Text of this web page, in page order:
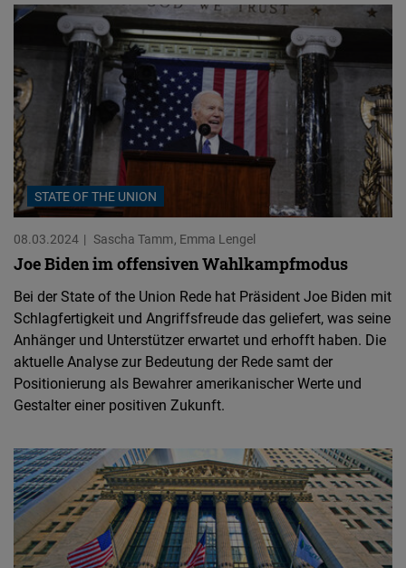
STATE OF THE UNION
08.03.2024 Sascha Tamm Emma Lengel
Joe Biden im offensiven Wahlkampfmodus
Bei der State of the Union Rede hat Präsident Joe Biden mit
Schlagfertigkeit und Angriffsfreude das geliefert, was seine
Anhänger und Unterstützer erwartet und erhofft haben. Die
aktuelle Analyse zur Bedeutung der Rede samt der
Positionierung als Bewahrer amerikanischer Werte und
Gestalter einer positiven Zukunft.